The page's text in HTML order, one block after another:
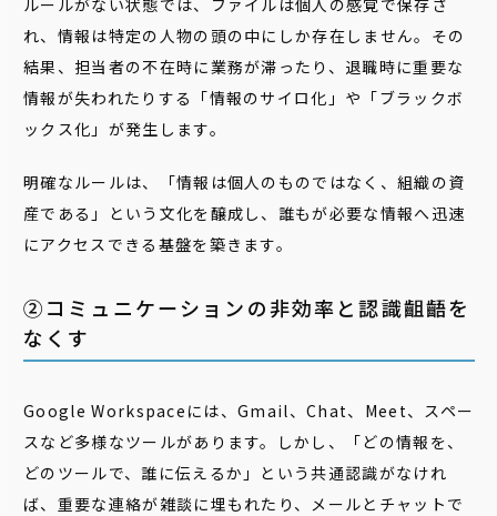
ルールがない状態では、ファイルは個人の感覚で保存さ
れ、情報は特定の人物の頭の中にしか存在しません。その
結果、担当者の不在時に業務が滞ったり、退職時に重要な
情報が失われたりする「情報のサイロ化」や「ブラックボ
ックス化」が発生します。
明確なルールは、「情報は個人のものではなく、組織の資
産である」という文化を醸成し、誰もが必要な情報へ迅速
にアクセスできる基盤を築きます。
②コミュニケーションの非効率と認識齟齬を
なくす
Google Workspaceには、Gmail、Chat、Meet、スペー
スなど多様なツールがあります。しかし、「どの情報を、
どのツールで、誰に伝えるか」という共通認識がなけれ
ば、重要な連絡が雑談に埋もれたり、メールとチャットで